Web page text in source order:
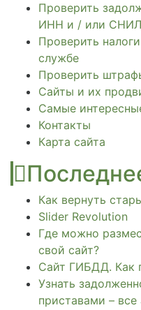
Проверить
ИНН и / или
Проверить
службе
Проверить
Сайты и их
Самые
Контакты
Карта сайта
Как вернуть
Slider Revolution
Где можно
свой сайт?
Сайт ГИБДД. Как
Узнать
приставами –